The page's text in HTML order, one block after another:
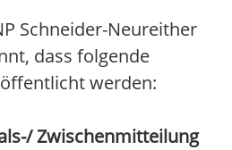
Schneider-Neureither
dass folgende
werden:
Zwischenmitteilung